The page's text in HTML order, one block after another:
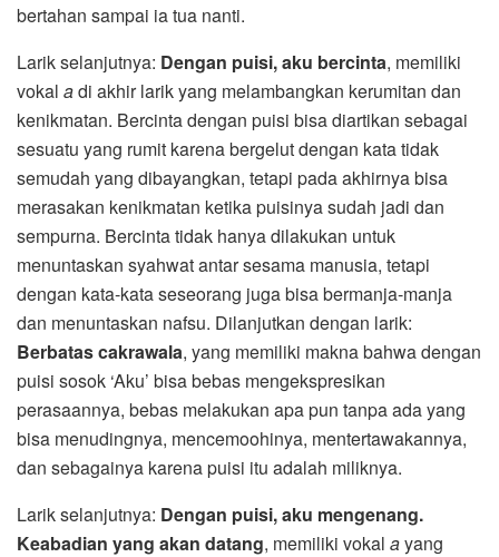
bertahan sampai ia tua nanti.
Larik selanjutnya: Dengan puisi, aku bercinta, memiliki
vokal adi akhir larik yang melambangkan kerumitan dan
kenikmatan. Bercinta dengan puisi bisa diartikan sebagai
sesuatu yang rumit karena bergelut dengan kata tidak
semudah yang dibayangkan, tetapi pada akhirnya bisa
merasakan kenikmatan ketika puisinya sudah jadi dan
sempurna. Bercinta tidak hanya dilakukan untuk
menuntaskan syahwat antar sesama manusia, tetapi
dengan kata-kata seseorang juga bisa bermanja-manja
dan menuntaskan nafsu. Dilanjutkan dengan larik:
Berbatas cakrawala, yang memiliki makna bahwa dengan
puisi sosok ‘Aku’ bisa bebas mengekspresikan
perasaannya, bebas melakukan apa pun tanpa ada yang
bisa menudingnya, mencemoohinya, mentertawakannya,
dan sebagainya karena puisi itu adalah miliknya.
Larik selanjutnya: Dengan puisi, aku mengenang.
Keabadian yang akan datang, memiliki vokal ayang